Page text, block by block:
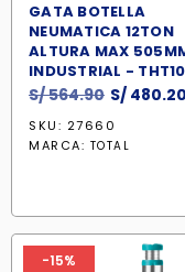
GATA BOTELLA
NEUMATICA 12TON
ALTURA MAX
INDUSTRIAL -
S/564.90 El
precio
original
S/ 480.20
SKU: 27660
MARCA: TOTAL
-15%